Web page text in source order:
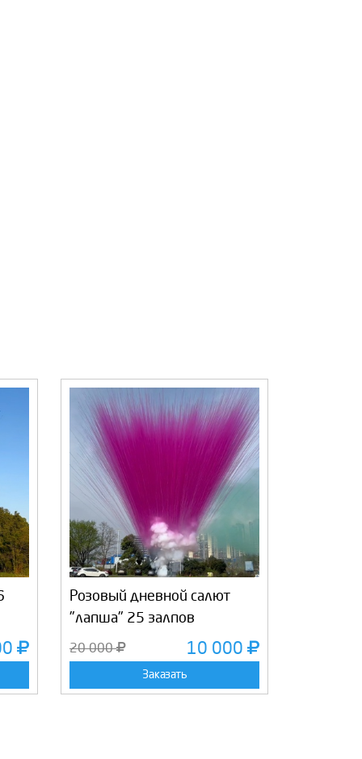
Розовый дневной салют
"лапша" 25 залпов
20 000 10 000
Заказать